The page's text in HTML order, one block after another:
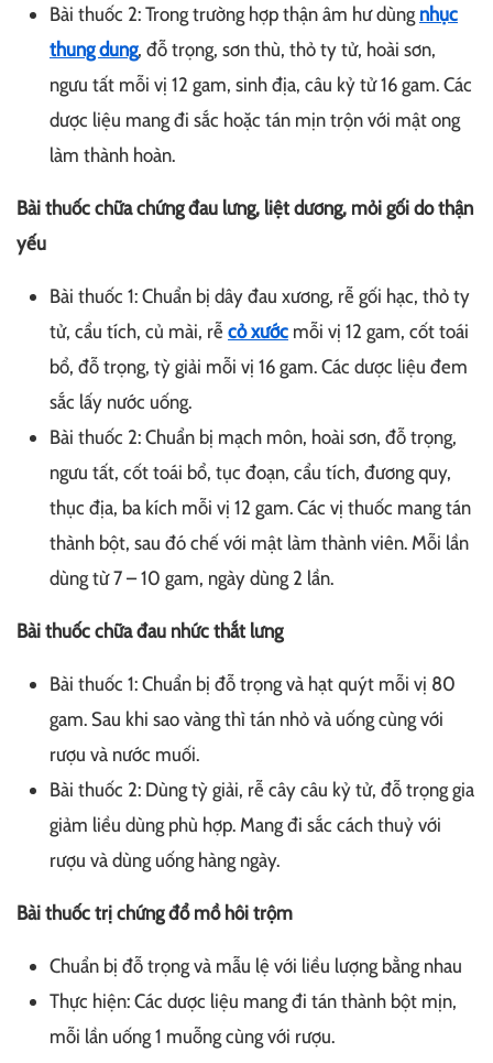
Bài thuốc 2: Trong trường hợp thận âm hư dùng nhục
thung dung, đỗ trọng, sơn thù, thỏ ty tử, hoài sơn,
ngưu tất mỗi vị 12 gam, sinh địa, câu kỷ tử 16 gam. Các
dược liệu mang đi sắc hoặc tán mịn trộn với mật ong
làm thành hoàn.
Bài thuốc chữa chứng đau lưng, liệt dương, mỏi gối do thận
yếu
Bài thuốc 1: Chuẩn bị dây đau xương, rễ gối hạc, thỏ ty
tử, cẩu tích, củ mài, rễ cỏ xước mỗi vị 12 gam, cốt toái
bổ, đỗ trọng, tỳ giải mỗi vị 16 gam. Các dược liệu đem
sắc lấy nước uống.
Bài thuốc 2: Chuẩn bị mạch môn, hoài sơn, đỗ trọng,
ngưu tất, cốt toái bổ, tục đoạn, cẩu tích, đương quy,
thục địa, ba kích mỗi vị 12 gam. Các vị thuốc mang tán
thành bột, sau đó chế với mật làm thành viên. Mỗi lần
dùng từ 7 – 10 gam, ngày dùng 2 lần.
Bài thuốc chữa đau nhức thắt lưng
Bài thuốc 1: Chuẩn bị đỗ trọng và hạt quýt mỗi vị 80
gam. Sau khi sao vàng thì tán nhỏ và uống cùng với
rượu và nước muối.
Bài thuốc 2: Dùng tỳ giải, rễ cây câu kỷ tử, đỗ trọng gia
giảm liều dùng phù hợp. Mang đi sắc cách thuỷ với
rượu và dùng uống hàng ngày.
Bài thuốc trị chứng đổ mồ hôi trộm
Chuẩn bị đỗ trọng và mẫu lệ với liều lượng bằng nhau
Thực hiện: Các dược liệu mang đi tán thành bột mịn,
mỗi lần uống 1 muỗng cùng với rượu.